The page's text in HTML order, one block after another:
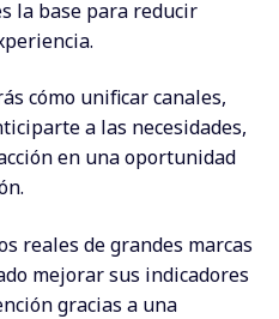
la base para reducir
cómo unificar canales,
a las necesidades,
en una oportunidad
reales de grandes marcas
mejorar sus indicadores
gracias a una